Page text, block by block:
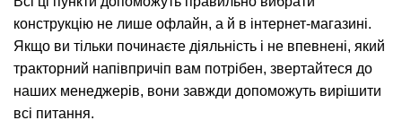
конструкцію не лише офлайн, а й в інтернет-магазині.
Якщо ви тільки починаєте діяльність і не впевнені, який
тракторний напівпричіп вам потрібен, звертайтеся до
наших менеджерів, вони завжди допоможуть вирішити
всі питання.